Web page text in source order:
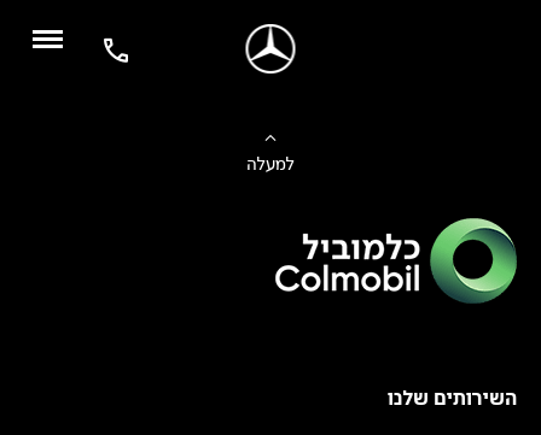
למעלה
השירותים שלנו